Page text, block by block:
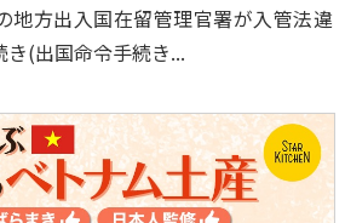
地方出入国在留管理官署が入管法違
(出国命令手続き...